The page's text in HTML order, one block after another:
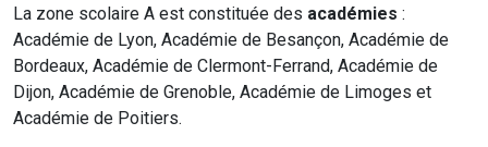
La zone scolaire A est constituée des académies :
Académie de Lyon, Académie de Besançon, Académie de
Bordeaux, Académie de Clermont-Ferrand, Académie de
Dijon, Académie de Grenoble, Académie de Limoges et
Académie de Poitiers.